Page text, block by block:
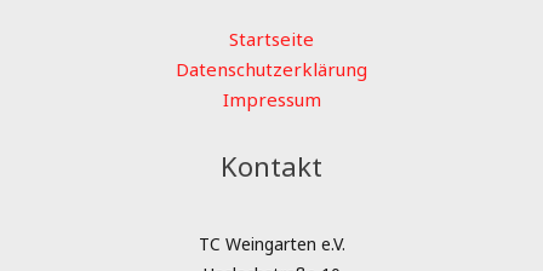
Startseite
Datenschutzerklärung
Impressum
Kontakt
TC Weingarten e.V.